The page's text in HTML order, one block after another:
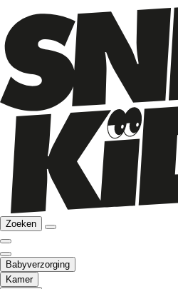
Zoeken
Babyverzorging
Kamer